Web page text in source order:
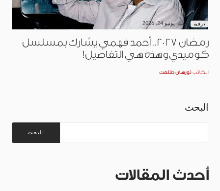
ترفيه يونيو 24, 2026
رمضان 2027.. أحمد فهمي يشارك بمسلسل
كوميدي وهذه هي التفاصيل!
الكاتب نورهان طلعت
البحث
البحث
أحدث المقالات